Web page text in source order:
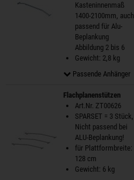
Kasteninnenmaß
1400-2100mm, auch
passend für Alu-
Beplankung
Abbildung 2 bis 6
Gewicht: 2,8 kg
Passende Anhänger
Flachplanenstützen
Art.Nr. ZT00626
SPARSET = 3 Stück,
Nicht passend bei
ALU-Beplankung!
für Plattformbreite:
128 cm
Gewicht: 6 kg